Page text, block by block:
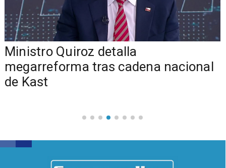
Ministro Quiroz detalla
megarreforma tras cadena nacional
de Kast